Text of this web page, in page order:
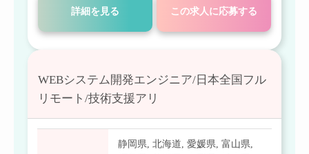
詳細を見る この求人に応募する
WEBシステム開発エンジニア/日本全国フル
リモート/技術支援アリ
静岡県,北海道,愛媛県,富山県,